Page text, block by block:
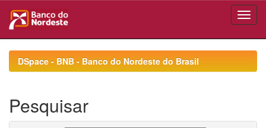
navigationDSpace - BNB - Banco do Nordeste do Brasil
Pesquisar